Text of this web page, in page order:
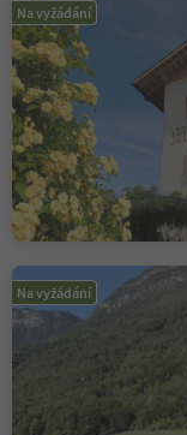
Na vyžádání
Na vyžádání